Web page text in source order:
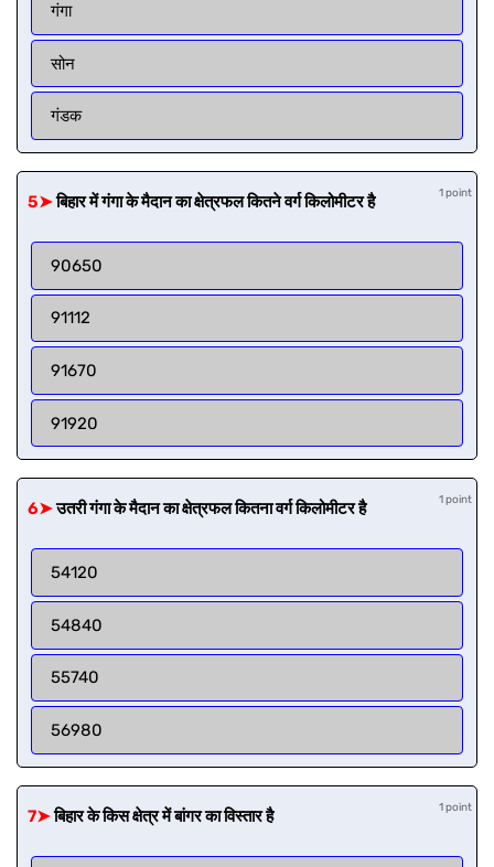
गंगा
सोन
गंडक
5➤बिहार में गंगा के मैदान का क्षेत्रफल कितने वर्ग किलोमीटर है 1 point
90650
91112
91670
91920
6➤उतरी गंगा के मैदान का क्षेत्रफल कितना वर्ग किलोमीटर है 1 point
54120
54840
55740
56980
7➤बिहार के किस क्षेत्र में बांगर का विस्तार है 1 point